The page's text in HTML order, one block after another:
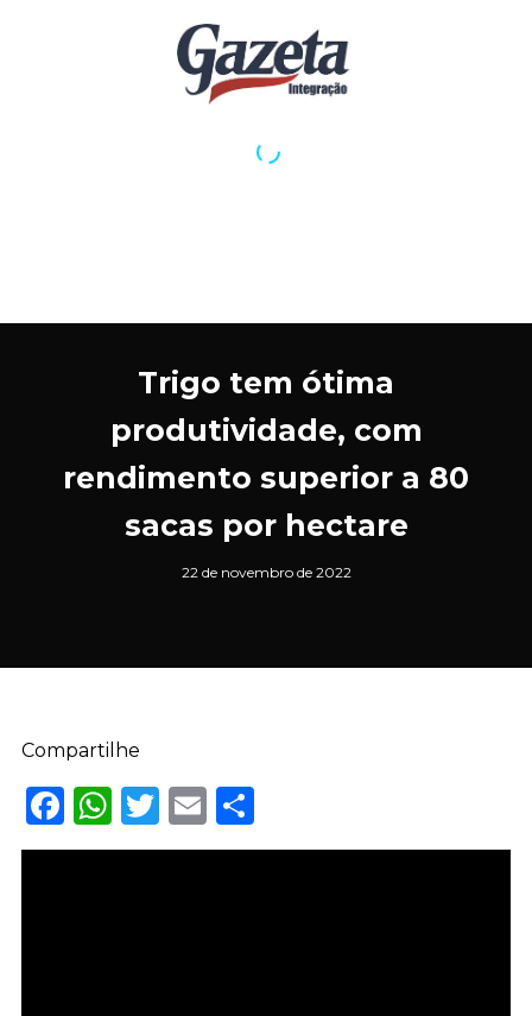
Trigo tem ótima
produtividade, com
rendimento superior a 80
sacas por hectare
22 de novembro de 2022
Compartilhe
Facebook
WhatsApp
Twitter
EmailShare